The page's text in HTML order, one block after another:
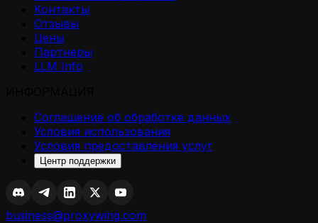
Контакты
Отзывы
Цены
Партнеры
LLM Info
Соглашение об обработке данных
Условия использования
Условия предоставления услуг
Центр поддержки
business@proxywing.com